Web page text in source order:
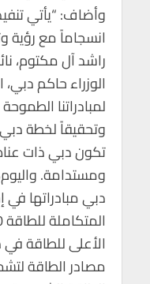
وأضاف: “يأتي
انسجاماً مع
راشد آل مكتوم،
الوزراء حاكم
لمبادراتنا
تكون دبي ذات
ومستدامة.
دبي مبادراتها في
الأعلى للطاقة